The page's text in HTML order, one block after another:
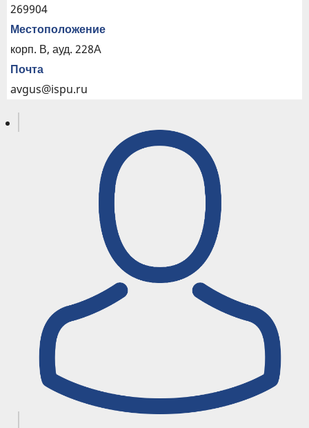
269904
Местоположение
корп. В, ауд. 228А
Почта
avgus@ispu.ru